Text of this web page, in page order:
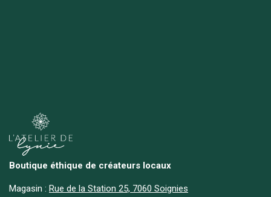
Boutique éthique de créateurs locaux
Magasin : Rue de la Station 25, 7060 Soignies